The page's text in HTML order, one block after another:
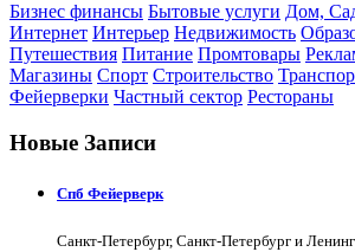
Бизнес финансы Бытовые услуги Дом,
Интернет Интерьер Недвижимость
Путешествия Питание Промтовары
Магазины Спорт Строительство
Фейерверки Частный сектор Рестораны
Новые Записи
Спб Фейерверк
Санкт-Петербург, Санкт-Петербург и